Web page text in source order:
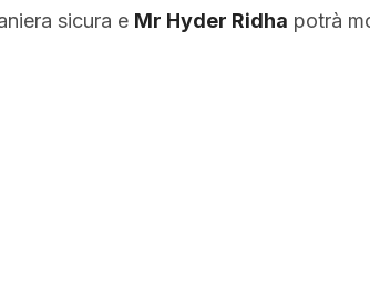
sicura e Mr Hyder Ridha potrà